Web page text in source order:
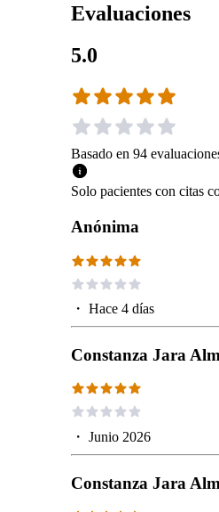
Evaluaciones
5.0
Basado en 94
Solo pacientes con citas
Anónima
・ Hace 4 días
Constanza Jara
・ Junio 2026
Constanza Jara